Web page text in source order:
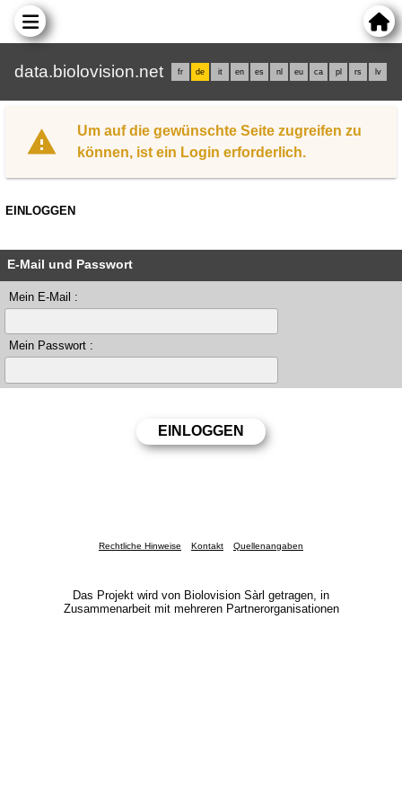
data.biolovision.net fr de it en es nl eu ca pl rs lv
Um auf die gewünschte Seite zugreifen zu
können, ist ein Login erforderlich.
EINLOGGEN
E-Mail und Passwort
Mein E-Mail :
Mein Passwort :
Rechtliche Hinweise Kontakt Quellenangaben
Das Projekt wird von Biolovision Sàrl getragen, in
Zusammenarbeit mit mehreren Partnerorganisationen